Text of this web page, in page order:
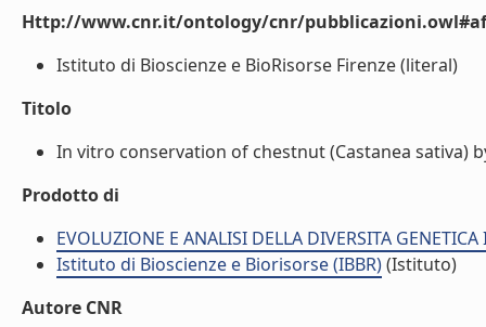
Http://www.cnr.it/ontology/cnr/
Istituto di Bioscienze e BioRisorse Firenze (literal)
Titolo
In vitro conservation of chestnut (Castanea sativa)
Prodotto di
EVOLUZIONE E ANALISI DELLA DIVERSITA
Istituto di Bioscienze e Biorisorse (IBBR)(Istituto)
Autore CNR